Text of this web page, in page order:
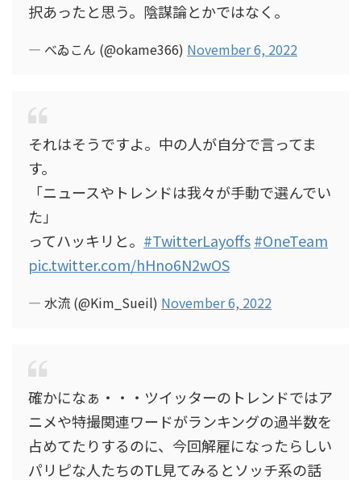
択あったと思う。陰謀論とかではなく。
— べゐこん (@okame366) November 6, 2022
それはそうですよ。中の人が自分で言ってま
す。
「ニュースやトレンドは我々が手動で選んでい
た」
ってハッキリと。 #TwitterLayoffs#OneTeam
pic.twitter.com/hHno6N2wOS
— 水流 (@Kim_Sueil) November 6, 2022
確かになぁ・・・ツイッターのトレンドではア
ニメや特撮関連ワードがランキングの過半数を
占めてたりするのに、今回解雇になったらしい
パリピな人たちのTL見てみるとソッチ系の話